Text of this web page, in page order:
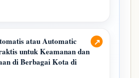
↗
atau Automatic
untuk Keamanan dan
di Berbagai Kota di